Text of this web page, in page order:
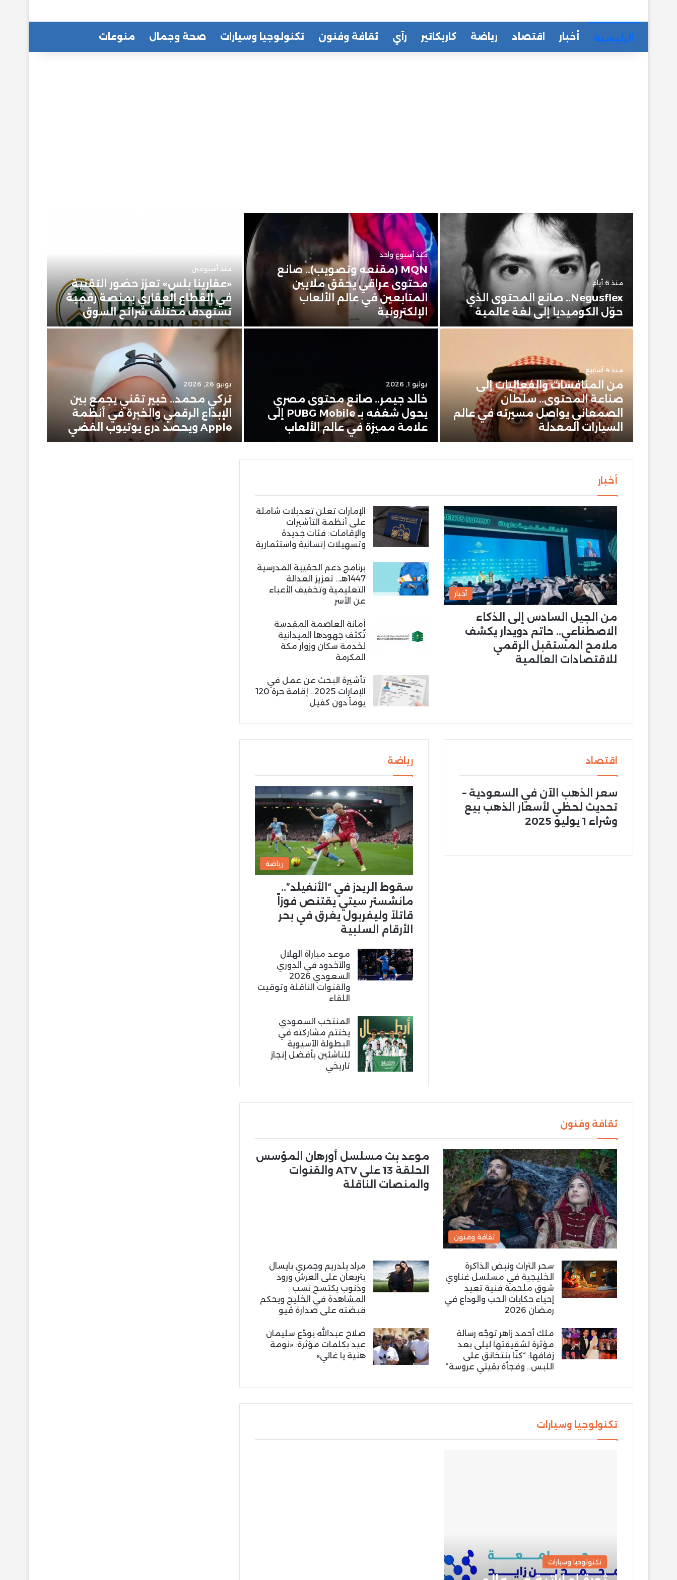
الرئيسية أخبار اقتصاد رياضة كاريكاتير رآي ثقافة وفنون تكنولوجيا وسيارات صحة وجمال منوعات
منذ 6 أيام
Negusflex.. صانع المحتوى الذي
حوّل الكوميديا إلى لغة عالمية
منذ أسبوع واحد
MQN (مقنعه وتصويب).. صانع
محتوى عراقي يحقق ملايين
المتابعين في عالم الألعاب
الإلكترونية
منذ أسبوعين
«عقارينا بلس» تعزز حضور التقنية
في القطاع العقاري بمنصة رقمية
تستهدف مختلف شرائح السوق
منذ 4 أسابيع
من المنافسات والفعاليات إلى
صناعة المحتوى.. سلطان
الصمعاني يواصل مسيرته في عالم
السيارات المعدلة
يوليو 1, 2026
خالد جيمر.. صانع محتوى مصري
يحول شغفه بـ PUBG Mobile إلى
علامة مميزة في عالم الألعاب
يونيو 26, 2026
تركي محمد.. خبير تقني يجمع بين
الإبداع الرقمي والخبرة في أنظمة
Apple ويحصد درع يوتيوب الفضي
أخبار
أخبار
من الجيل السادس إلى الذكاء
الاصطناعي.. حاتم دويدار يكشف
ملامح المستقبل الرقمي
للاقتصادات العالمية
الإمارات تعلن تعديلات شاملة
على أنظمة التأشيرات
والإقامات: فئات جديدة
وتسهيلات إنسانية واستثمارية
برنامج دعم الحقيبة المدرسية
1447هـ.. تعزيز العدالة
التعليمية وتخفيف الأعباء
عن الأسر
أمانة العاصمة المقدسة
تُكثف جهودها الميدانية
لخدمة سكان وزوار مكة
المكرمة
تأشيرة البحث عن عمل في
الإمارات 2025.. إقامة حرة 120
يوماً دون كفيل
اقتصاد
سعر الذهب الآن في السعودية –
تحديث لحظي لأسعار الذهب بيع
وشراء 1 يوليو 2025
رياضة
رياضة
سقوط الريدز في “الأنفيلد”..
مانشستر سيتي يقتنص فوزاً
قاتلاً وليفربول يغرق في بحر
الأرقام السلبية
موعد مباراة الهلال
والأخدود في الدوري
السعودي 2026
والقنوات الناقلة وتوقيت
اللقاء
المنتخب السعودي
يختتم مشاركته في
البطولة الآسيوية
للناشئين بأفضل إنجاز
تاريخي
ثقافة وفنون
ثقافة وفنون
موعد بث مسلسل أورهان المؤسس
الحلقة 13 على ATV والقنوات
والمنصات الناقلة
سحر التراث ونبض الذاكرة
الخليجية في مسلسل غناوي
شوق ملحمة فنية تعيد
إحياء حكايات الحب والوداع في
رمضان 2026
مراد يلدريم وجمري بايسال
يتربعان على العرش ورود
وذنوب يكتسح نسب
المشاهدة في الخليج ويحكم
قبضته على صدارة ڤيو
ملك أحمد زاهر توجّه رسالة
مؤثرة لشقيقتها ليلى بعد
زفافها: “كنّا بنتخانق على
اللبس.. وفجأة بقيتي عروسة”
صلاح عبدالله يودّع سليمان
عيد بكلمات مؤثرة: «نومة
هنية يا غالي»
تكنولوجيا وسيارات
تكنولوجيا وسيارات